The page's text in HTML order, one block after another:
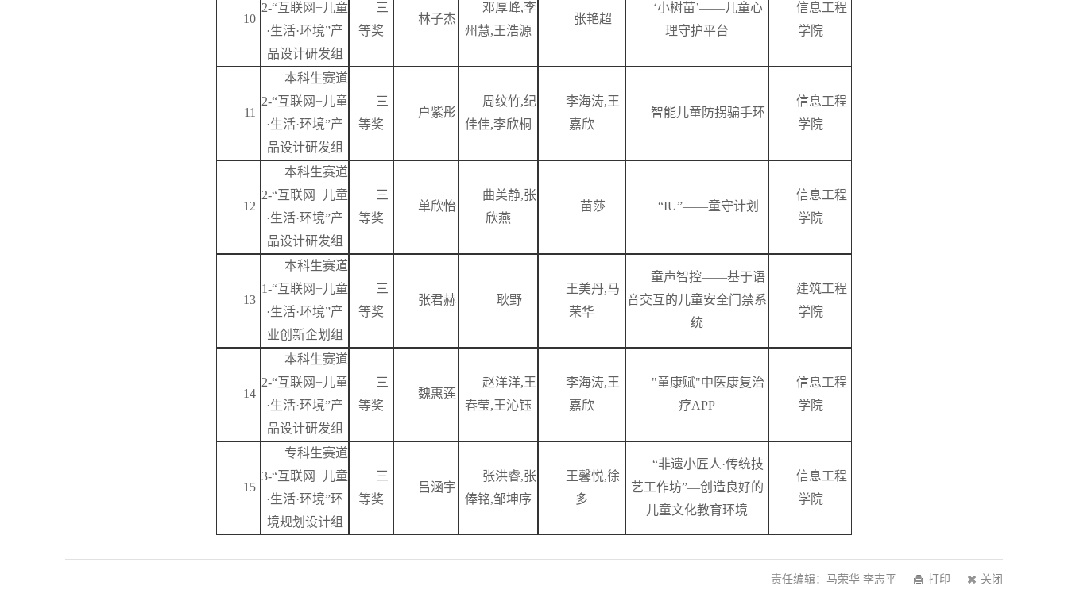
10
2-“互联网+儿童
·生活·环境”产
品设计研发组
三
等奖
林子杰
邓厚峰,李
州慧,王浩源
张艳超
‘小树苗’——儿童心
理守护平台
信息工程
学院
11
本科生赛道
2-“互联网+儿童
·生活·环境”产
品设计研发组
三
等奖
户紫彤
周纹竹,纪
佳佳,李欣桐
李海涛,王
嘉欣
智能儿童防拐骗手环
信息工程
学院
12
本科生赛道
2-“互联网+儿童
·生活·环境”产
品设计研发组
三
等奖
单欣怡
曲美静,张
欣燕
苗莎 “IU”——童守计划
信息工程
学院
13
本科生赛道
1-“互联网+儿童
·生活·环境”产
业创新企划组
三
等奖
张君赫 耿野
王美丹,马
荣华
童声智控——基于语
音交互的儿童安全门禁系
统
建筑工程
学院
14
本科生赛道
2-“互联网+儿童
·生活·环境”产
品设计研发组
三
等奖
魏惠莲
赵洋洋,王
春莹,王沁钰
李海涛,王
嘉欣
"童康赋"中医康复治
疗APP
信息工程
学院
15
专科生赛道
3-“互联网+儿童
·生活·环境”环
境规划设计组
三
等奖
吕涵宇
张洪睿,张
俸铭,邹坤序
王馨悦,徐
多
“非遗小匠人·传统技
艺工作坊”—创造良好的
儿童文化教育环境
信息工程
学院
关闭
打印
责任编辑：马荣华 李志平